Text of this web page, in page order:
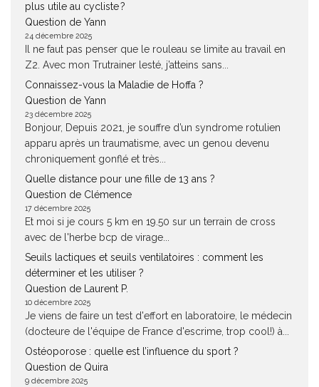
plus utile au cycliste ?
Question de Yann
24 décembre 2025
Il ne faut pas penser que le rouleau se limite au travail en
Z2. Avec mon Trutrainer lesté, j’atteins sans...
Connaissez-vous la Maladie de Hoffa ?
Question de Yann
23 décembre 2025
Bonjour, Depuis 2021, je souffre d’un syndrome rotulien
apparu après un traumatisme, avec un genou devenu
chroniquement gonflé et très...
Quelle distance pour une fille de 13 ans ?
Question de Clémence
17 décembre 2025
Et moi si je cours 5 km en 19.50 sur un terrain de cross
avec de l'herbe bcp de virage...
Seuils lactiques et seuils ventilatoires : comment les
déterminer et les utiliser ?
Question de Laurent P.
10 décembre 2025
Je viens de faire un test d'effort en laboratoire, le médecin
(docteure de l'équipe de France d'escrime, trop cool!) à...
Ostéoporose : quelle est l’influence du sport ?
Question de Quira
9 décembre 2025